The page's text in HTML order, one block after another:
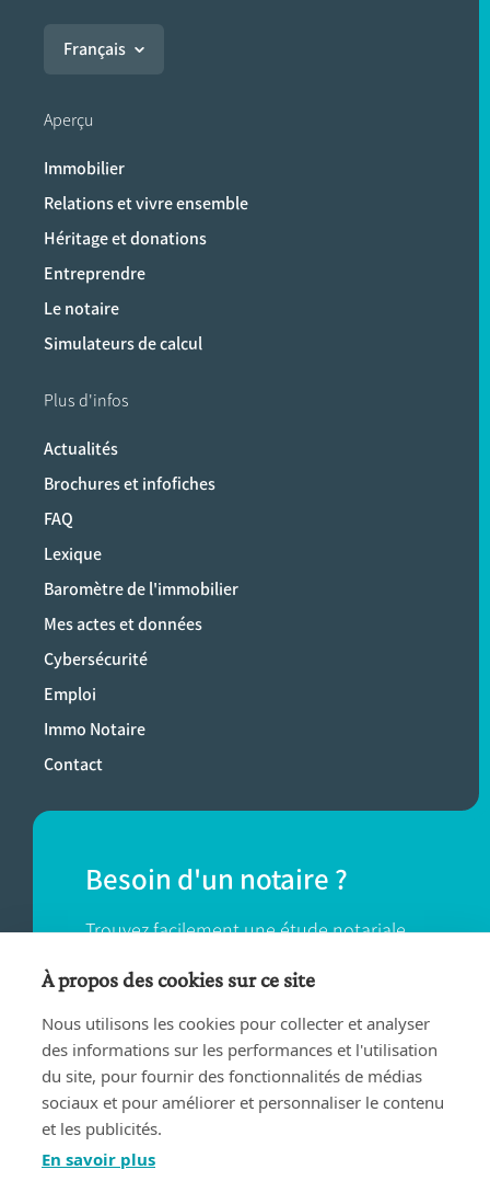
Français
Aperçu
Immobilier
Relations et vivre ensemble
Héritage et donations
Entreprendre
Le notaire
Simulateurs de calcul
Plus d'infos
Actualités
Brochures et infofiches
FAQ
Lexique
Baromètre de l'immobilier
Mes actes et données
Cybersécurité
Emploi
Immo Notaire
Contact
Besoin d'un notaire ?
Trouvez facilement une étude notariale
près de chez vous.
TROUVER UN NOTAIRE
À propos des cookies sur ce site
Nous utilisons les cookies pour collecter et analyser
des informations sur les performances et l'utilisation
du site, pour fournir des fonctionnalités de médias
sociaux et pour améliorer et personnaliser le contenu
et les publicités.
En savoir plus